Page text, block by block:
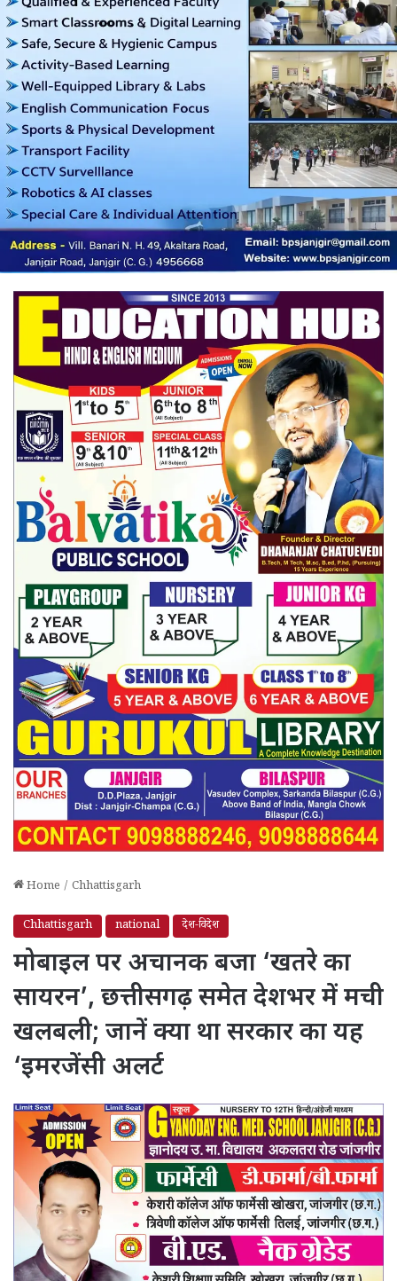
Home / Chhattisgarh
Chhattisgarh national देश-विदेश
मोबाइल पर अचानक बजा ‘खतरे का
सायरन’, छत्तीसगढ़ समेत देशभर में मची
खलबली; जानें क्या था सरकार का यह
‘इमरजेंसी अलर्ट